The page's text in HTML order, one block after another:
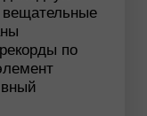
по